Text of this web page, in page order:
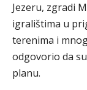
Jezeru, zgradi
igralištima u
terenima i
odgovorio da
planu.